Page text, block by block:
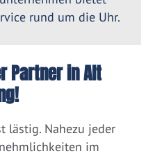
rund um die Uhr.
Partner in Alt
lästig. Nahezu jeder
im